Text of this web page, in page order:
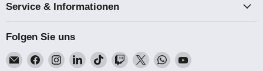
Service & Informationen
Folgen Sie uns
EmailFindenFindenFindenFindenFindenFindenFindenFinden